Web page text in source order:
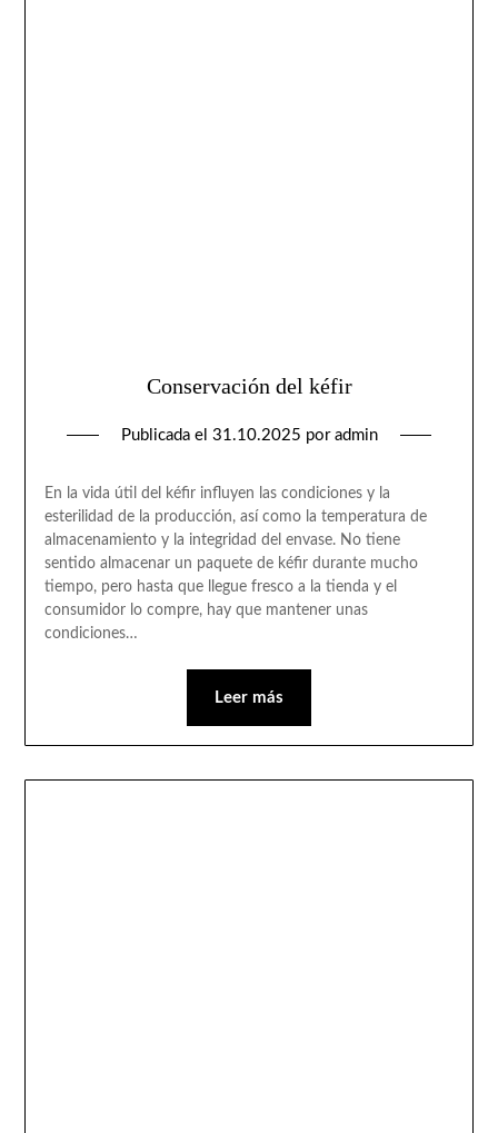
Conservación del kéfir
Publicada el 31.10.2025 por admin
En la vida útil del kéfir influyen las condiciones y la
esterilidad de la producción, así como la temperatura de
almacenamiento y la integridad del envase. No tiene
sentido almacenar un paquete de kéfir durante mucho
tiempo, pero hasta que llegue fresco a la tienda y el
consumidor lo compre, hay que mantener unas
condiciones…
Leer más